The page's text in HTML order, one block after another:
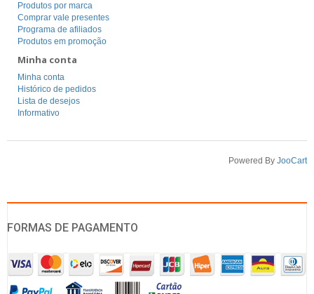
Produtos por marca
Comprar vale presentes
Programa de afiliados
Produtos em promoção
Minha conta
Minha conta
Histórico de pedidos
Lista de desejos
Informativo
Powered By JooCart
FORMAS DE PAGAMENTO